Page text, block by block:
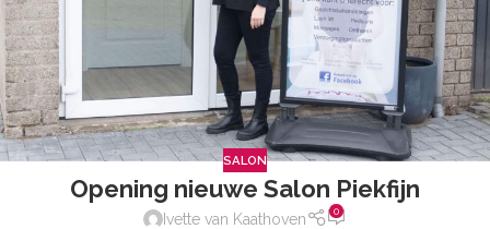
SALON
Opening nieuwe Salon Piekfijn
Ivette van Kaathoven 0